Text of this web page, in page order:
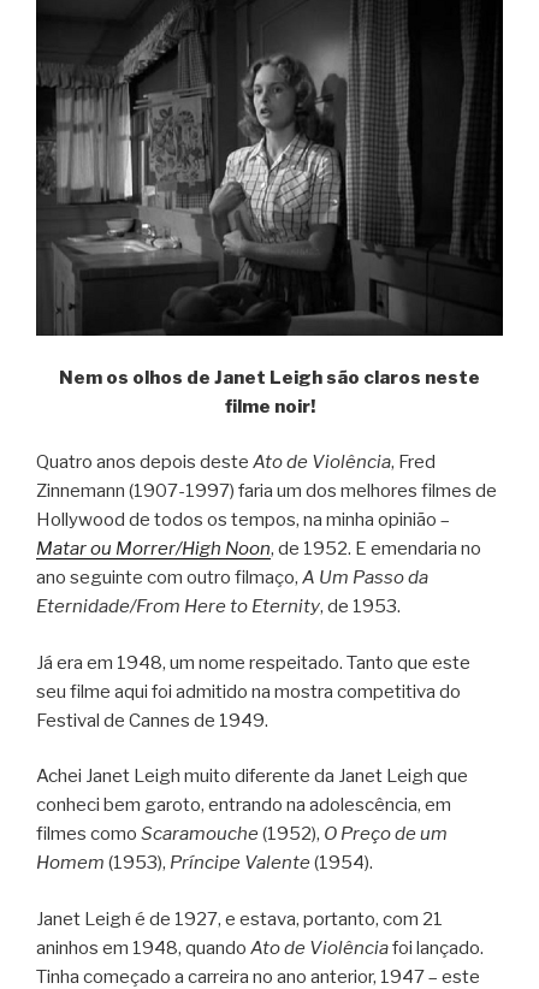
Nem os olhos de Janet Leigh são claros neste
filme noir!
Quatro anos depois deste Ato de Violência, Fred
Zinnemann (1907-1997) faria um dos melhores filmes de
Hollywood de todos os tempos, na minha opinião –
Matar ou Morrer/High Noon, de 1952. E emendaria no
ano seguinte com outro filmaço, A Um Passo da
Eternidade/From Here to Eternity, de 1953.
Já era em 1948, um nome respeitado. Tanto que este
seu filme aqui foi admitido na mostra competitiva do
Festival de Cannes de 1949.
Achei Janet Leigh muito diferente da Janet Leigh que
conheci bem garoto, entrando na adolescência, em
filmes como Scaramouche (1952), O Preço de um
Homem (1953), Príncipe Valente (1954).
Janet Leigh é de 1927, e estava, portanto, com 21
aninhos em 1948, quando Ato de Violênciafoi lançado.
Tinha começado a carreira no ano anterior, 1947 – este